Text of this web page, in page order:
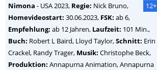
12+
Nimona - USA2023, Regie: Nick Bruno,
Homevideostart: 30.06.2023, FSK: ab 6,
Empfehlung: ab 12 Jahren, Laufzeit: 101 Min.,
Buch: Robert L Baird, Lloyd Taylor,Schnitt: Erin
Crackel, Randy Trager, Musik: Christophe Beck,
Produktion: Annapurna Animation, Annapurna